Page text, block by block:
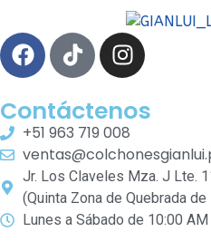
Contáctenos
+51 963 719 008
Jr. Los Claveles Mza. J Lte.
(Quinta Zona de Quebrada
Lunes a Sábado de 10:00